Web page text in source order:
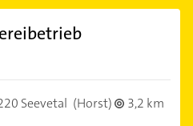
Seevetal (Horst)
3,2 km